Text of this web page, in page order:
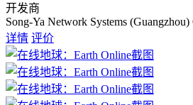
开发商
Song-Ya Network Systems
详情 评价